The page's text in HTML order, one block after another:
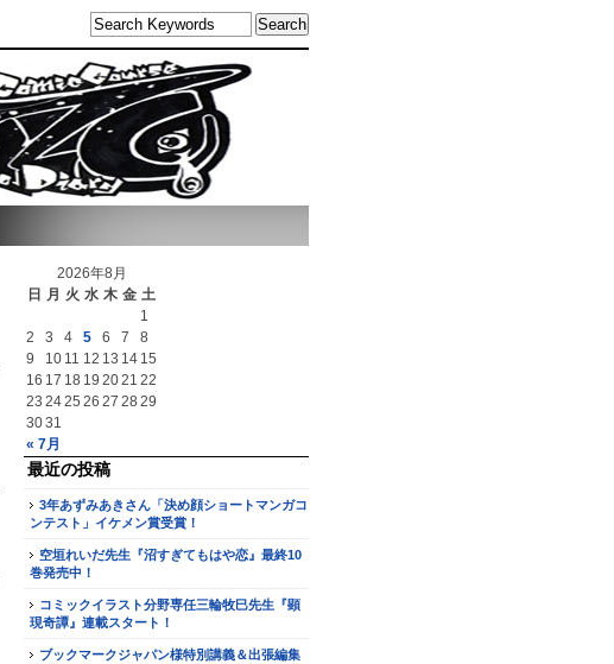
2026年8月
日 月 火 水 木 金 土
« 7月
1
2
3 4 5 6 7
8
9
10 11 12 13 14 15
16 17 18 19 2021 22
23 2425 26 27 28 29
3031
最近の投稿
3年あずみあきさん「決め顔ショートマンガコ
ンテスト」イケメン賞受賞！
空垣れいだ先生『沼すぎてもはや恋』最終10
巻発売中！
コミックイラスト分野専任三輪牧巳先生『顕
現奇譚』連載スタート！
ブックマークジャパン様特別講義＆出張編集